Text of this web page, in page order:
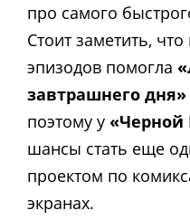
про самого
Стоит заметить,
эпизодов помогла
завтрашнего дня»
поэтому у
шансы стать еще
проектом по
экранах.